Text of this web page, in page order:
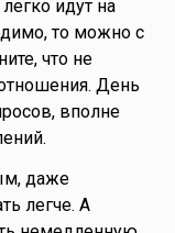
идут на
то можно с
что не
День
вполне
даже
легче. А